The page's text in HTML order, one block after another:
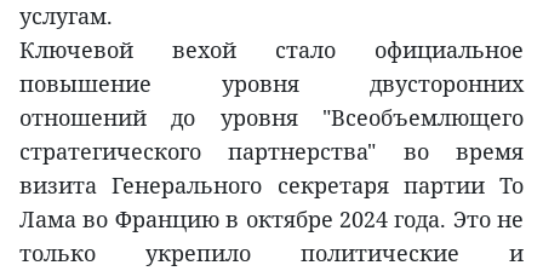
услугам.
Ключевой вехой стало официальное
повышение уровня двусторонних
отношений до уровня "Всеобъемлющего
стратегического партнерства" во время
визита Генерального секретаря партии То
Лама во Францию в октябре 2024 года. Это не
только укрепило политические и